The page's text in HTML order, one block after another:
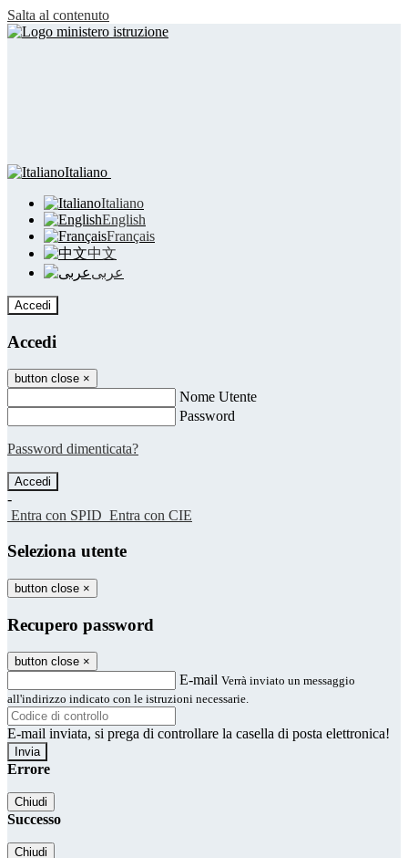
Salta al contenuto
Italiano
Italiano
English
Français
中文
عربى
Accedi
Accedi
button close ×
Nome Utente
Password
Password dimenticata?
-
Entra con SPID Entra con CIE
Seleziona utente
button close ×
Recupero password
button close ×
E-mail Verrà inviato un messaggio
all'indirizzo indicato con le istruzioni necessarie.
E-mail inviata, si prega di controllare la casella di posta elettronica!
Errore
Chiudi
Successo
Chiudi